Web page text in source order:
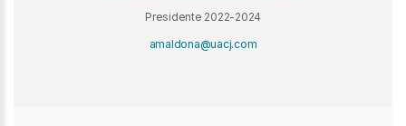
Presidente 2022-2024
amaldona@uacj.com